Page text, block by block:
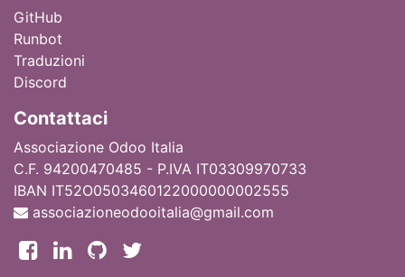
GitHub
Runbot
Traduzioni
Discord
Contattaci
Associazione Odoo Italia
C.F. 94200470485 - P.IVA IT03309970733
IBAN IT52O0503460122000000002555
associazioneodooitalia@gmail.com